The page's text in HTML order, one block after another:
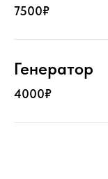
7500₽
Генератор
4000₽